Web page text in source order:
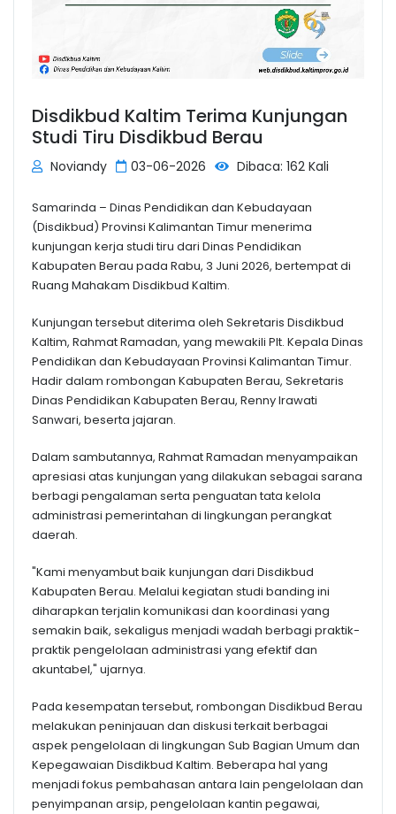
Disdikbud Kaltim Terima Kunjungan
Studi Tiru Disdikbud Berau
Noviandy 03-06-2026 Dibaca: 162 Kali
Samarinda – Dinas Pendidikan dan Kebudayaan
(Disdikbud) Provinsi Kalimantan Timur menerima
kunjungan kerja studi tiru dari Dinas Pendidikan
Kabupaten Berau pada Rabu, 3 Juni 2026, bertempat di
Ruang Mahakam Disdikbud Kaltim.
Kunjungan tersebut diterima oleh Sekretaris Disdikbud
Kaltim, Rahmat Ramadan, yang mewakili Plt. Kepala Dinas
Pendidikan dan Kebudayaan Provinsi Kalimantan Timur.
Hadir dalam rombongan Kabupaten Berau, Sekretaris
Dinas Pendidikan Kabupaten Berau, Renny Irawati
Sanwari, beserta jajaran.
Dalam sambutannya, Rahmat Ramadan menyampaikan
apresiasi atas kunjungan yang dilakukan sebagai sarana
berbagi pengalaman serta penguatan tata kelola
administrasi pemerintahan di lingkungan perangkat
daerah.
"Kami menyambut baik kunjungan dari Disdikbud
Kabupaten Berau. Melalui kegiatan studi banding ini
diharapkan terjalin komunikasi dan koordinasi yang
semakin baik, sekaligus menjadi wadah berbagi praktik-
praktik pengelolaan administrasi yang efektif dan
akuntabel," ujarnya.
Pada kesempatan tersebut, rombongan Disdikbud Berau
melakukan peninjauan dan diskusi terkait berbagai
aspek pengelolaan di lingkungan Sub Bagian Umum dan
Kepegawaian Disdikbud Kaltim. Beberapa hal yang
menjadi fokus pembahasan antara lain pengelolaan dan
penyimpanan arsip, pengelolaan kantin pegawai,